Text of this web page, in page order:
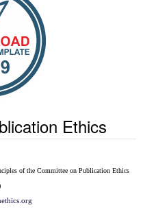
Ethics
of the Committee on Publication Ethics